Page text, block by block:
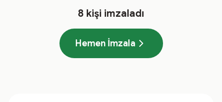
8 kişi imzaladı
Hemen İmzala